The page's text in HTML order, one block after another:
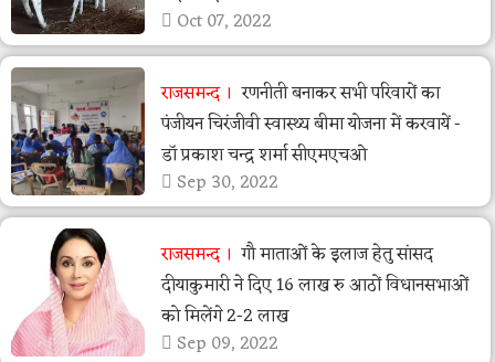
Oct 07, 2022
राजसमन्द
रणनीती बनाकर सभी परिवारों का
पंजीयन चिरंजीवी स्वास्थ्य बीमा योजना में करवायें -
डॉ प्रकाश चन्द्र शर्मा सीएमएचओ
Sep 30, 2022
राजसमन्द
गौ माताओं के इलाज हेतु सांसद
दीयाकुमारी ने दिए 16 लाख रु आठों विधानसभाओं
को मिलेंगे 2-2 लाख
Sep 09, 2022